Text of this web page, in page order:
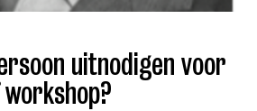
uitnodigen voor